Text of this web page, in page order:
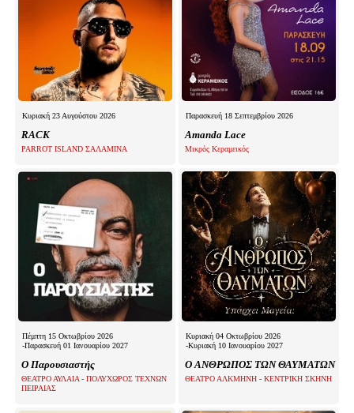
Κυριακή 23 Αυγούστου 2026
RACK
PARROT ISLAND ΣΑΛΑΜΙΝΑ
Παρασκευή 18 Σεπτεμβρίου 2026
Amanda Lace
Μικρός Κεραμεικός
Πέμπτη 15 Οκτωβρίου 2026
-Παρασκευή 01 Ιανουαρίου 2027
Ο Παρουσιαστής
ΘΕΑΤΡΟ ΑΥΛΑΙΑ - ΠΟΛΥΧΩΡΟΣ ΤΕΧΝΩΝ
ΠΕΙΡΑΙΑΣ
Κυριακή 04 Οκτωβρίου 2026
-Κυριακή 10 Ιανουαρίου 2027
Ο ΑΝΘΡΩΠΟΣ ΤΩΝ ΘΑΥΜΑΤΩΝ
ΘΕΑΤΡΟ ΑΛΚΜΗΝΗ - ΚΕΝΤΡΙΚΗ ΣΚΗΝΗ